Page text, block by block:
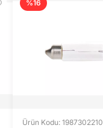
%16
Ürün Kodu: 1987302210